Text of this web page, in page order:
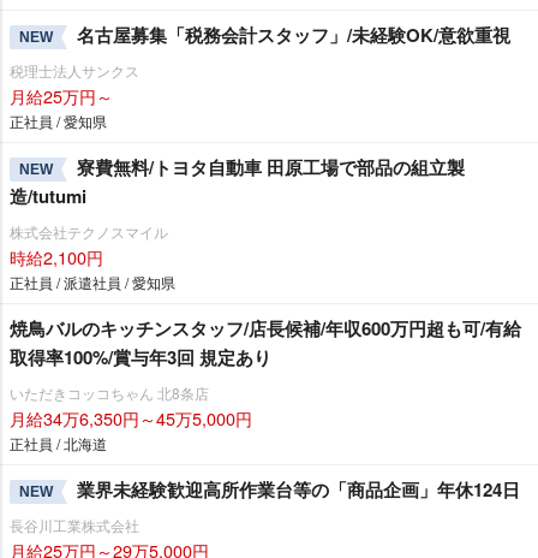
NEW 名古屋募集「税務会計スタッフ」/未経験OK/意欲重視
税理士法人サンクス
月給25万円～
正社員 / 愛知県
NEW
寮費無料/トヨタ自動車 田原工場で部品の組立製
造/tutumi
株式会社テクノスマイル
時給2,100円
正社員 / 派遣社員 / 愛知県
焼鳥バルのキッチンスタッフ/店長候補/年収600万円超も可/有給
取得率100%/賞与年3回 規定あり
いただきコッコちゃん 北8条店
月給34万6,350円～45万5,000円
正社員 / 北海道
NEW 業界未経験歓迎高所作業台等の「商品企画」年休124日
長谷川工業株式会社
月給25万円～29万5,000円